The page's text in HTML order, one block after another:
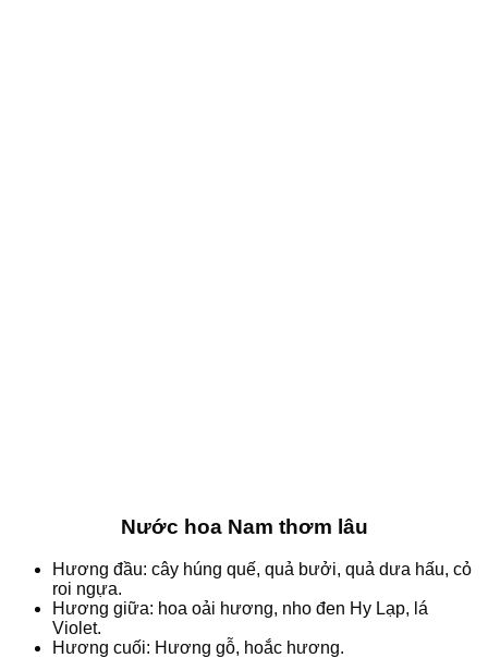
Nước hoa Nam thơm lâu
Hương đầu: cây húng quế, quả bưởi, quả dưa hấu, cỏ
roi ngựa.
Hương giữa: hoa oải hương, nho đen Hy Lạp, lá
Violet.
Hương cuối: Hương gỗ, hoắc hương.